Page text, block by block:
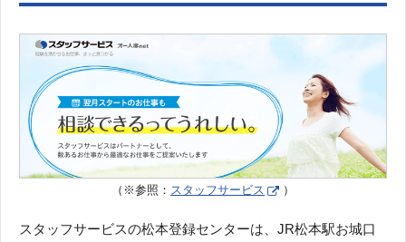
（※参照： スタッフサービス ）
スタッフサービスの松本登録センターは、JR松本駅お城口